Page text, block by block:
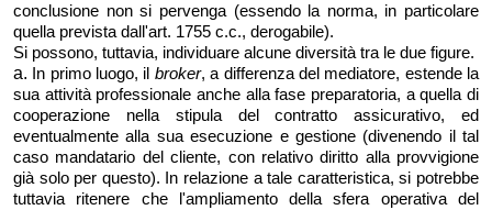
conclusione non si pervenga (essendo la norma, in particolare
quella prevista dall'art. 1755 c.c., derogabile).
Si possono, tuttavia, individuare alcune diversità tra le due figure.
a. In primo luogo, il broker, a differenza del mediatore, estende la
sua attività professionale anche alla fase preparatoria, a quella di
cooperazione nella stipula del contratto assicurativo, ed
eventualmente alla sua esecuzione e gestione (divenendo il tal
caso mandatario del cliente, con relativo diritto alla provvigione
già solo per questo). In relazione a tale caratteristica, si potrebbe
tuttavia ritenere che l'ampliamento della sfera operativa del